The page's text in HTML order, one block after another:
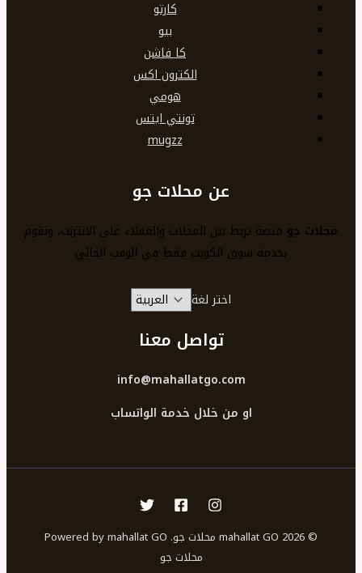
كارتو
بيو
كا فاشن
الكترون اكس
هومي
تونتي ايتس
mugzz
عن محلات جو
محلات جو منصة تربط بين المحلات والعملاء على الانترنت، ونقوم
بخدمة سوق الكويت فقط في الوقت الحالي
اختر لغة
تواصل معنا
info@mahallatgo.com
او من خلال خدمة الواتساب
© 2026 mahallat GO محلات جو. Powered by mahallat GO
محلات جو